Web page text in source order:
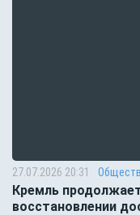
27.07.2026 20:31
Кремль
восстановлении